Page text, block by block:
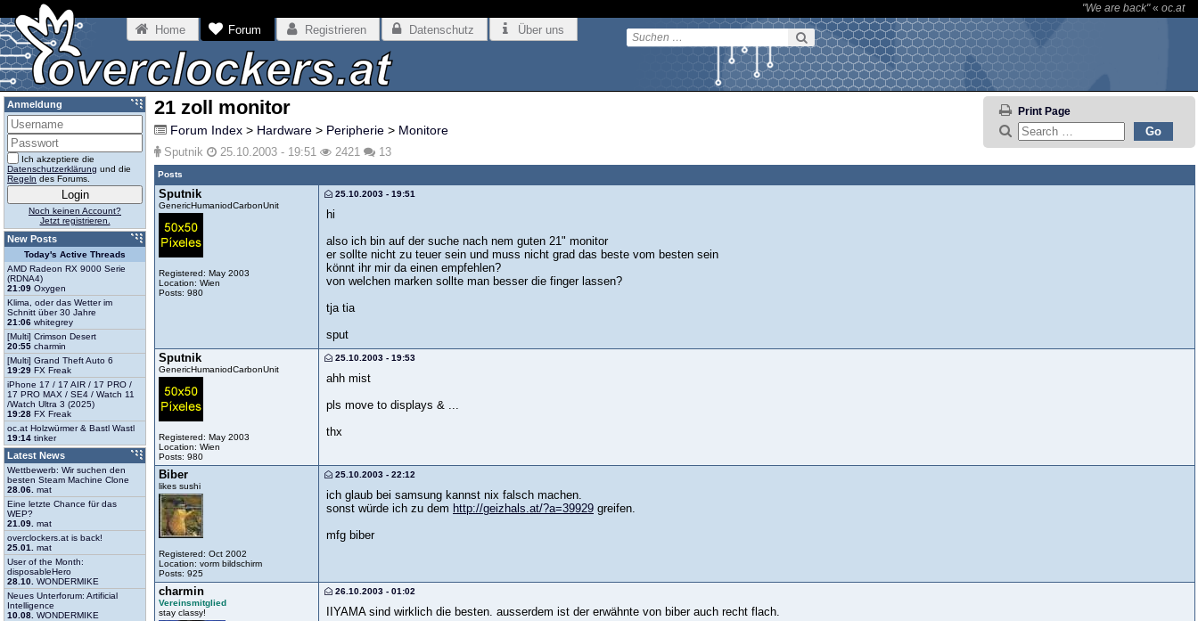
"We are back"« oc.at
Home Forum Registrieren Datenschutz Über uns
21 zoll monitor Print Page
Forum Index > Hardware > Peripherie > Monitore
Sputnik 25.10.2003 - 19:51 2421 13
Posts
Sputnik
GenericHumaniodCarbonUnit
Registered: May 2003
Location: Wien
Posts: 980
25.10.2003 - 19:51
hi
also ich bin auf der suche nach nem guten 21" monitor
er sollte nicht zu teuer sein und muss nicht grad das beste vom besten sein
könnt ihr mir da einen empfehlen?
von welchen marken sollte man besser die finger lassen?
tja tia
sput
Sputnik
GenericHumaniodCarbonUnit
Registered: May 2003
Location: Wien
Posts: 980
25.10.2003 - 19:53
ahh mist
pls move to displays & ...
thx
Biber
likes sushi
Registered: Oct 2002
Location: vorm bildschirm
Posts: 925
25.10.2003 - 22:12
ich glaub bei samsung kannst nix falsch machen.
sonst würde ich zu dem http://geizhals.at/?a=39929 greifen.
mfg biber
charmin
Vereinsmitglied
stay classy!
26.10.2003 - 01:02
IIYAMA sind wirklich die besten. ausserdem ist der erwähnte von biber auch recht flach.
Anmeldung
Ich akzeptiere die
Datenschutzerklärung und die
Regeln des Forums.
Noch keinen Account?
Jetzt registrieren.
New Posts
Today's Active Threads
AMD Radeon RX 9000 Serie
(RDNA4)
21:09 Oxygen
Klima, oder das Wetter im
Schnitt über 30 Jahre
21:06 whitegrey
[Multi] Crimson Desert
20:55 charmin
[Multi] Grand Theft Auto 6
19:29 FX Freak
iPhone 17 / 17 AIR / 17 PRO /
17 PRO MAX / SE4 / Watch 11
/Watch Ultra 3 (2025)
19:28 FX Freak
oc.at Holzwürmer & Bastl Wastl
19:14 tinker
Latest News
Wettbewerb: Wir suchen den
besten Steam Machine Clone
28.06. mat
Eine letzte Chance für das
WEP?
21.09. mat
overclockers.at is back!
25.01.
mat
User of the Month:
disposableHero
28.10. WONDERMIKE
Neues Unterforum: Artificial
Intelligence
10.08. WONDERMIKE